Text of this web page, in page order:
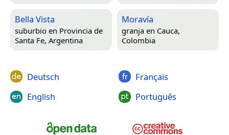
Bella Vista
suburbio en Provincia de
Santa Fe, Argentina
Moravía
granja en Cauca,
Colombia
Deutsch
English
Français
Português